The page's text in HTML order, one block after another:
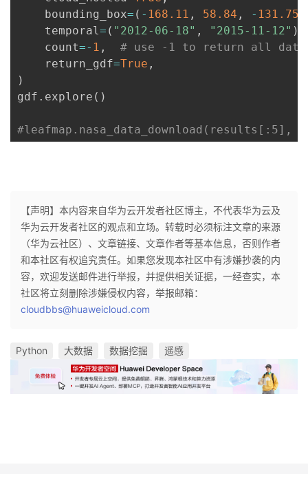
    bounding_box
= ( - 168.11 , 58.84 , - 131.75
    temporal
= ( "2012-06-18" , "2015-11-12" )
    count
=- 1 ,
# use -1 to return all
    return_gdf
=True ,
)
gdf . explore ( )
#leafmap.nasa_data_download(results[:5],
【声明】本内容来自华为云开发者社区博主，不代表华为云及
华为云开发者社区的观点和立场。转载时必须标注文章的来源
（华为云社区）、文章链接、文章作者等基本信息，否则作者
和本社区有权追究责任。如果您发现本社区中有涉嫌抄袭的内
容，欢迎发送邮件进行举报，并提供相关证据，一经查实，本
社区将立刻删除涉嫌侵权内容，举报邮箱：
cloudbbs@huaweicloud.com
Python 大数据 数据挖掘 遥感